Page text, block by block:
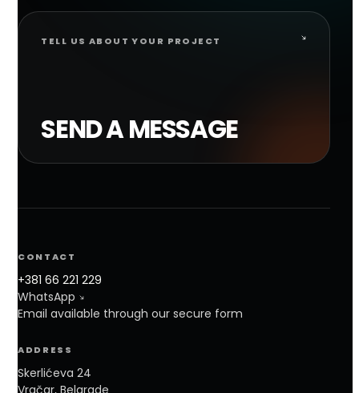
TELL US ABOUT YOUR PROJECT
SEND A MESSAGE
CONTACT
+381 66 221 229
WhatsApp
Email available through our secure form
ADDRESS
Skerlićeva 24